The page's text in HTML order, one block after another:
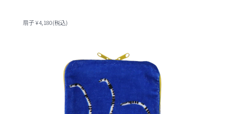
扇子 ¥4,180(税込)